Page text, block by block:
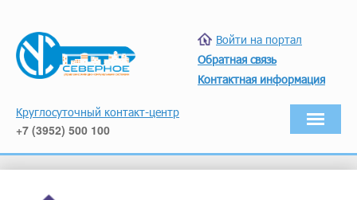
Войти на портал
Обратная связь
Контактная информация
Круглосуточный контакт-центр
+7 (3952) 500 100